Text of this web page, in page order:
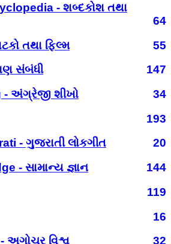
- શબ્દકોશ તથા
64
તથા ફિલ્મ
55
સંબંધી
147
- અંગ્રેજી શીખો
34
193
- ગુજરાતી લોકગીત
20
- સામાન્ય જ્ઞાન
144
119
16
અગોચર વિશ્વ
32